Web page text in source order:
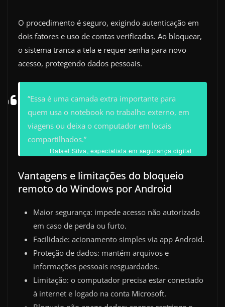
O procedimento é seguro, exigindo autenticação em
dois fatores e uso de contas verificadas. Ao bloquear,
o sistema tranca a tela e requer senha para novo
acesso, protegendo dados pessoais.
“Essa é uma camada extra importante para
quem usa o notebook no trabalho externo, em
viagens ou deixa o computador em locais
compartilhados.”
Rafael Silva, especialista em segurança digital
Vantagens e limitações do bloqueio
remoto do Windows por Android
Maior segurança: impede acesso não autorizado
em caso de perda ou furto.
Facilidade: acionamento simples via app Android.
Proteção de dados: mantém arquivos e
informações pessoais resguardados.
Limitação: o computador precisa estar conectado
à internet e logado na conta Microsoft.